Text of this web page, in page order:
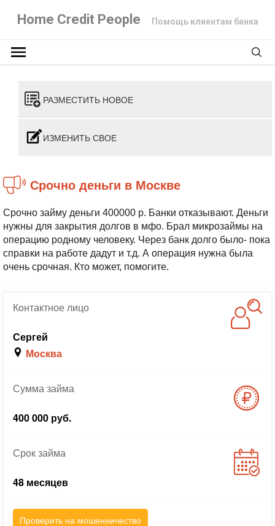
Home Credit People Помощь клиентам банка
РАЗМЕСТИТЬ НОВОЕ
ИЗМЕНИТЬ СВОЕ
Срочно деньги в Москве
Срочно займу деньги 400000 р. Банки отказывают. Деньги
нужны для закрытия долгов в мфо. Брал микрозаймы на
операцию родному человеку. Через банк долго было- пока
справки на работе дадут и т.д. А операция нужна была
очень срочная. Кто может, помогите.
Контактноелицо
Сергей
Москва
Суммазайма
400 000 руб.
Срокзайма
48 месяцев
Проверить на мошенничество